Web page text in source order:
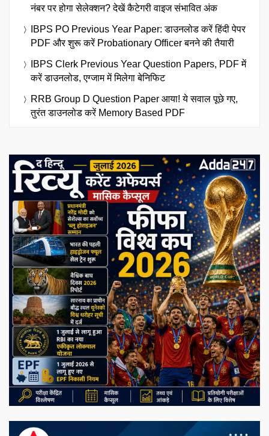
नंबर पर होगा सेलेक्शन? देखें कैटेगरी वाइज संभावित अंक
IBPS PO Previous Year Paper: डाउनलोड करें हिंदी पेपर
PDF और शुरू करें Probationary Officer बनने की तैयारी
IBPS Clerk Previous Year Question Papers, PDF में
करें डाउनलोड, एग्जाम में मिलेगा बेनिफिट
RRB Group D Question Paper आया! ये सवाल पूछे गए,
तुरंत डाउनलोड करें Memory Based PDF